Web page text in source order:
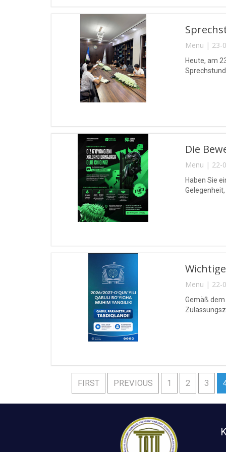
Menu | 23-
Heute, am
Die
Menu | 22-
Haben Sie
Menu | 22-
Gemäß
FIRST PREVIOUS 1 2 3